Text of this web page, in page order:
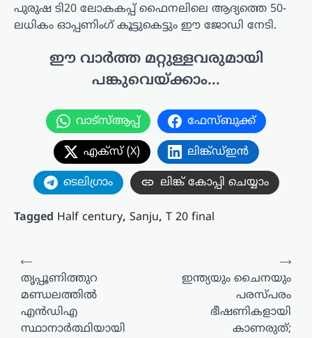
പുരുഷ ടി20 ലോകകപ്പ് ഫൈനലിലെ ആദ്യത്തെ 50-
ലധികം ഓപ്പണിംഗ് കൂട്ടുകെട്ടും ഈ ജോഡി നേടി.
ഈ വാർത്ത മറ്റുള്ളവരുമായി
പങ്കുവെയ്ക്കാം...
വാട്സ്ആപ്പ് ഫേസ്ബുക്ക്
എക്സ് (X) ലിങ്ക്ഡ്ഇൻ
ടെലിഗ്രാം ലിങ്ക് കോപ്പി ചെയ്യാം
Tagged Half century, Sanju, T 20 final
പോസ്റ്റുകളിലൂടെ
⟵
തൃപ്പൂണിത്തുറ
മണ്ഡലത്തില്‍
എന്‍ഡിഎ
സ്ഥാനാര്‍ത്ഥിയായി
ഇന്ത്യയും ചൈനയും
പരസ്പരം
ഭീഷണികളായി
കാണരുത്;
⟶